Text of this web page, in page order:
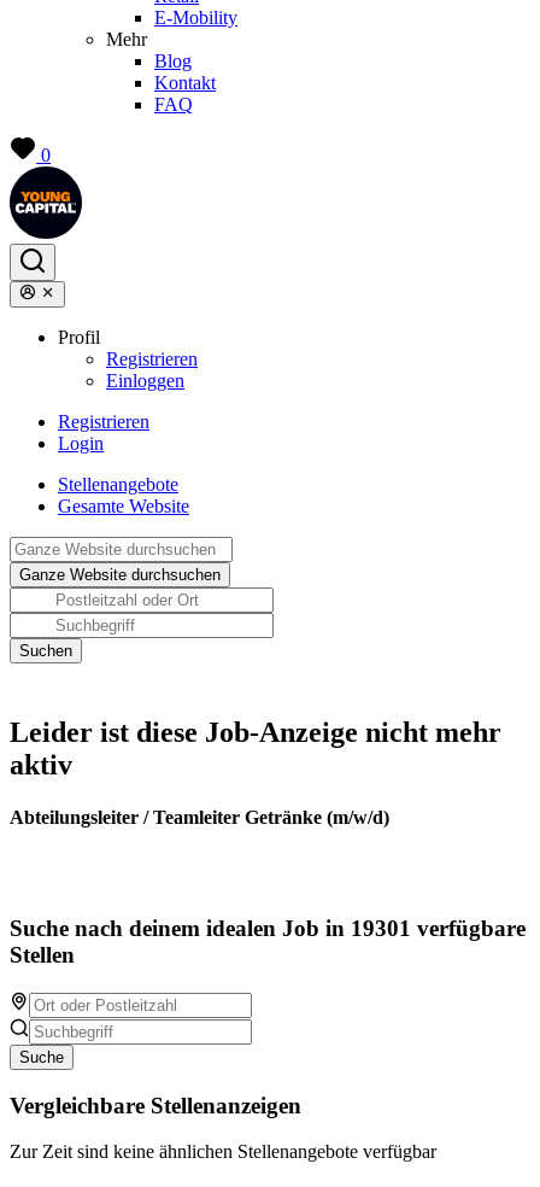
E-Mobility
Mehr
Blog
Kontakt
FAQ
0
Profil
Registrieren
Einloggen
Registrieren
Login
Stellenangebote
Gesamte Website
Leider ist diese Job-Anzeige nicht mehr
aktiv
Abteilungsleiter / Teamleiter Getränke (m/w/d)
Suche nach deinem idealen Job in 19301 verfügbare
Stellen
Suche
Vergleichbare Stellenanzeigen
Zur Zeit sind keine ähnlichen Stellenangebote verfügbar